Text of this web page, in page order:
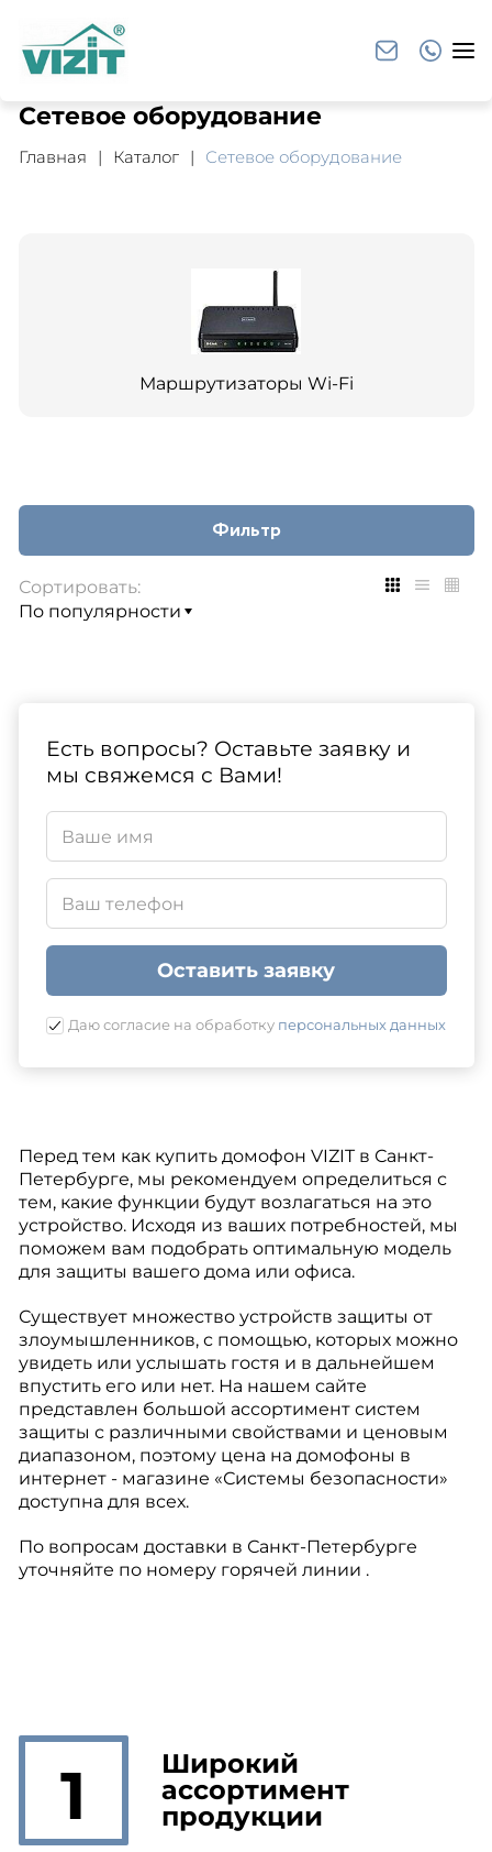
Сетевое оборудование
Главная Каталог Сетевое оборудование
Маршрутизаторы Wi-Fi
Фильтр
Сортировать:
Есть вопросы? Оставьте заявку и
мы свяжемся с Вами!
Оставить заявку
Даю согласие на обработку персональных данных
Перед тем как купить домофон VIZIT в Санкт-
Петербурге, мы рекомендуем определиться с
тем, какие функции будут возлагаться на это
устройство. Исходя из ваших потребностей, мы
поможем вам подобрать оптимальную модель
для защиты вашего дома или офиса.
Существует множество устройств защиты от
злоумышленников, с помощью, которых можно
увидеть или услышать гостя и в дальнейшем
впустить его или нет. На нашем сайте
представлен большой ассортимент систем
защиты с различными свойствами и ценовым
диапазоном, поэтому цена на домофоны в
интернет - магазине «Системы безопасности»
доступна для всех.
По вопросам доставки в Санкт-Петербурге
уточняйте по номеру горячей линии .
1
Широкий
ассортимент
продукции